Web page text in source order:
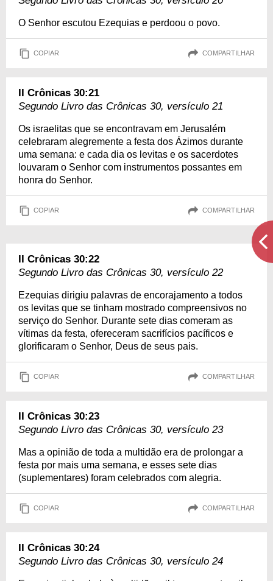
O Senhor escutou Ezequias e perdoou o povo.
COPIAR COMPARTILHAR
II Crônicas 30:21
Segundo Livro das Crônicas 30, versículo 21
Os israelitas que se encontravam em Jerusalém
celebraram alegremente a festa dos Ázimos durante
uma semana: e cada dia os levitas e os sacerdotes
louvaram o Senhor com instrumentos possantes em
honra do Senhor.
COPIAR COMPARTILHAR
II Crônicas 30:22
Segundo Livro das Crônicas 30, versículo 22
Ezequias dirigiu palavras de encorajamento a todos
os levitas que se tinham mostrado compreensivos no
serviço do Senhor. Durante sete dias comeram as
vítimas da festa, ofereceram sacrifícios pacíficos e
glorificaram o Senhor, Deus de seus pais.
COPIAR COMPARTILHAR
II Crônicas 30:23
Segundo Livro das Crônicas 30, versículo 23
Mas a opinião de toda a multidão era de prolongar a
festa por mais uma semana, e esses sete dias
(suplementares) foram celebrados com alegria.
COPIAR COMPARTILHAR
II Crônicas 30:24
Segundo Livro das Crônicas 30, versículo 24